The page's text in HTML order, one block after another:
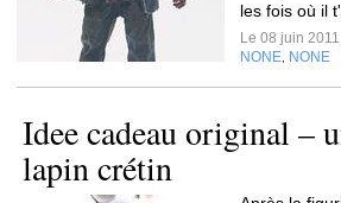
les fois où il
Le 08 juin
NONE NONE
Idee cadeau original –
lapin crétin